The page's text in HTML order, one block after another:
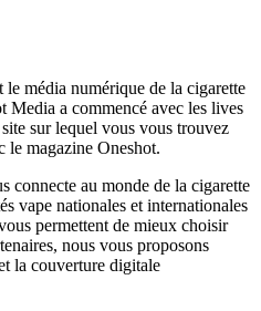
média numérique de la cigarette
Media a commencé avec les lives
sur lequel vous vous trouvez
le magazine Oneshot.
connecte au monde de la cigarette
vape nationales et internationales
permettent de mieux choisir
nous vous proposons
la couverture digitale